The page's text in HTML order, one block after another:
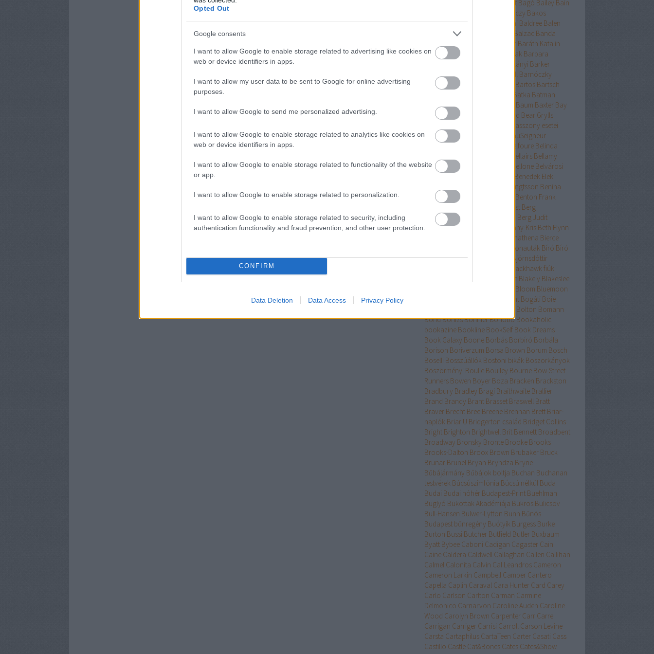
Opted Out
Google consents
I want to allow Google to enable storage related to advertising like cookies on
web or device identifiers in apps.
I want to allow my user data to be sent to Google for online advertising
purposes.
I want to allow Google to send me personalized advertising.
I want to allow Google to enable storage related to analytics like cookies on
web or device identifiers in apps.
I want to allow Google to enable storage related to functionality of the website
or app.
I want to allow Google to enable storage related to personalization.
I want to allow Google to enable storage related to security, including
authentication functionality and fraud prevention, and other user protection.
CONFIRM
Data Deletion Data Access Privacy Policy
BackmanBaehr Baggot Bagó Bailey Bain
Bakóczy Bakos
Balatoni krimik
Baldini Baldree Balen
Bálint ErikaBallard Balzac Banda
Bán Mór Baráth Katalin
Baráth Viktória
Barátnak tartalak Barbara
Bárkányi Barker
BarlogBarnard Barnhill Barnóczky
Baron
Barreau Bartos Bartsch
Batka Batman
történetekBauer Baum Baxter Bay
Bayard
Bazterrica Beard Bear Grylls
Beatrice Hyde-Clare kisasszony esetei
Beatriz Williams
BeauSeigneur
Beecher Stowe
Belfoure Belinda
Bellairs Bellamy
Creek
Belle Bellinger-nővérek Bellone Belvárosi
Benedek Elek
Bengtsson Benina
Benioff
Benkő
Benton Frank
Berest Berg
Berger&Blom
Berg Judit
BernardBerry Bethany-Kris Beth Flynn
Bhathena Bierce
Bionauták Bíró Bíró
SzabolcsBishop
Björnsdóttir
Blackhawk fiúk
Blake Blakely Blakeslee
Bloom Bluemoon
Body Count Bogáti Boie
Bolton Bomann
BondBónizsBonnierBonobó Bookaholic
bookazine Bookline BookSelf Book Dreams
Book Galaxy Boone Borbás Borbíró Borbála
Borison Boriverzum Borsa Brown Borum Bosch
Boselli Bosszúállók Bostoni bikák Boszorkányok
Böszörményi Boulle Boulley Bourne Bow-Street
Runners Bowen Boyer Boza Bracken Brackston
Bradbury Bradley Bragi Braithwaite Brallier
Brand Brandy Brant Brasset Braswell Bratt
Braver Brecht Bree Breene Brennan Brett Briar-
naplók Briar U Bridgerton család Bridget Collins
Bright Brighton Brightwell Brit Bennett Broadbent
Broadway Bronsky Bronte Brooke Brooks
Brooks-Dalton Broox Brown Brubaker Bruck
Brunar Brunel Bryan Bryndza Bryne
Bűbájármány Bűbájok boltja Buchan Buchanan
testvérek Búcsúszimfónia Búcsú nélkül Buda
Budai Budai hóhér Budapest-Print Buehlman
Buglyó Bukottak Akadémiája Bukros Bulicsov
Bull-Hansen Bulwer-Lytton Bunn Bűnös
Budapest bűnregény Buótyik Burgess Burke
Burton Bussi Butcher Butfield Butler Buxbaum
Byatt Bybee Caboni Cadigan Cagaster Cain
Caine Caldera Caldwell Callaghan Callen Callihan
Calmel Calonita Calvin Cal Leandros Cameron
Cameron Larkin Campbell Camper Cantero
Capella Caplin Caraval Cara Hunter Card Carey
Carlo Carlson Carlton Carman Carmine
Delmonico Carnarvon Caroline Auden Caroline
Wood Carolyn Brown Carpenter Carr Carre
Carrigan Carriger Carrisi Carroll Carson Levine
Carsta Cartaphilus CartaTeen Carter Casati Cass
Castillo Castle Cat&Bones Cates Cates&Show